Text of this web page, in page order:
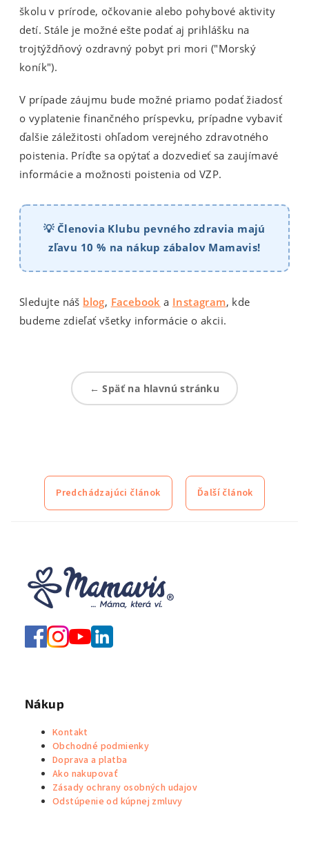
školu v prírode, očkovanie alebo pohybové aktivity
detí. Stále je možné ešte podať aj prihlášku na
trojtýždňový ozdravný pobyt pri mori ("Morský
koník").
V prípade záujmu bude možné priamo podať žiadosť
o vyplatenie finančného príspevku, prípadne vybaviť
ďalšie záležitosti ohľadom verejného zdravotného
poistenia. Príďte sa opýtať a dozvedieť sa zaujímavé
informácie a možnosti poistenia od VZP.
💡 Členovia Klubu pevného zdravia majú
zľavu 10 % na nákup zábalov Mamavis!
Sledujte náš blog, Facebook a Instagram, kde
budeme zdieľať všetky informácie o akcii.
← Späť na hlavnú stránku
Predchádzajúci článok Ďalší článok
Nákup
Kontakt
Obchodné podmienky
Doprava a platba
Ako nakupovať
Zásady ochrany osobných udajov
Odstúpenie od kúpnej zmluvy